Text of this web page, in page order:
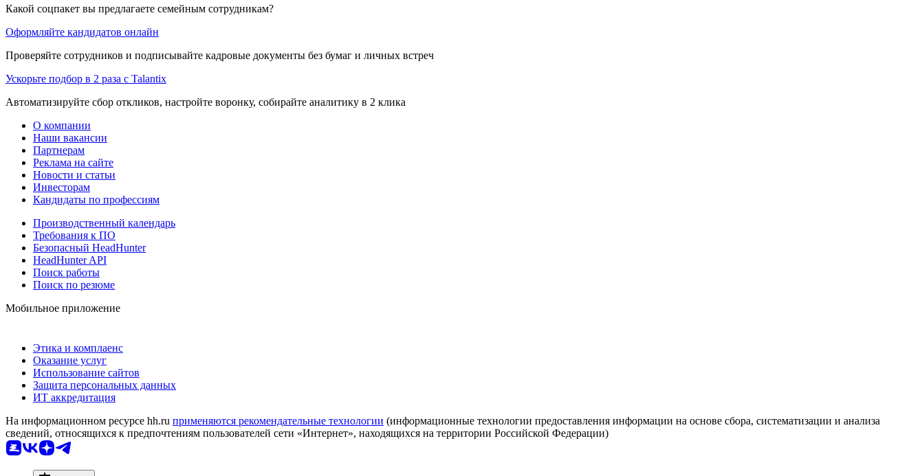
Какой соцпакет вы предлагаете семейным сотрудникам?
Оформляйте кандидатов онлайн
Проверяйте сотрудников и подписывайте кадровые документы без бумаг и личных встреч
Ускорьте подбор в 2 раза с Talantix
Автоматизируйте сбор откликов, настройте воронку, собирайте аналитику в 2 клика
О компании
Наши вакансии
Партнерам
Реклама на сайте
Новости и статьи
Инвесторам
Кандидаты по профессиям
Производственный календарь
Требования к ПО
Безопасный HeadHunter
HeadHunter API
Поиск работы
Поиск по резюме
Мобильное приложение
Этика и комплаенс
Оказание услуг
Использование сайтов
Защита персональных данных
ИТ аккредитация
На информационном ресурсе hh.ru применяются рекомендательные технологии (информационные технологии предоставления информации на основе сбора, систематизации и анализа
сведений, относящихся к предпочтениям пользователей сети «Интернет», находящихся на территории Российской Федерации)